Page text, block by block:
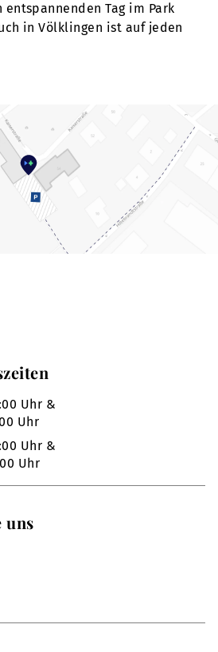
Tag im Park
in Völklingen ist auf jeden
Uhr &
Uhr
Uhr &
Uhr
uns